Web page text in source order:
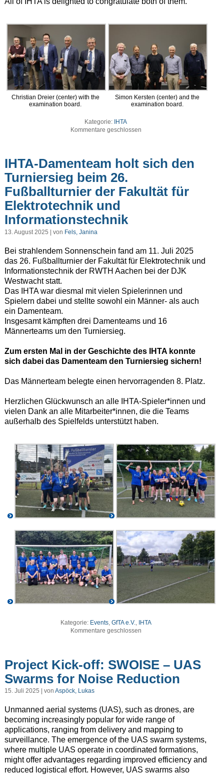
Christian Dreier (center) with the
examination board.
Simon Kersten (center) and the
examination board.
Kategorie: IHTA
Kommentare geschlossen
IHTA-Damenteam holt sich den
Turniersieg beim 26.
Fußballturnier der Fakultät für
Elektrotechnik und
Informationstechnik
13. August 2025 | von Fels, Janina
Bei strahlendem Sonnenschein fand am 11. Juli 2025
das 26. Fußballturnier der Fakultät für Elektrotechnik und
Informationstechnik der RWTH Aachen bei der DJK
Westwacht statt.
Das IHTA war diesmal mit vielen Spielerinnen und
Spielern dabei und stellte sowohl ein Männer- als auch
ein Damenteam.
Insgesamt kämpften drei Damenteams und 16
Männerteams um den Turniersieg.
Zum ersten Mal in der Geschichte des IHTA konnte
sich dabei das Damenteam den Turniersieg sichern!
Das Männerteam belegte einen hervorragenden 8. Platz.
Herzlichen Glückwunsch an alle IHTA-Spieler*innen und
vielen Dank an alle Mitarbeiter*innen, die die Teams
außerhalb des Spielfelds unterstützt haben.
Kategorie: Events, GfTA e.V., IHTA
Kommentare geschlossen
Project Kick-off: SWOISE – UAS
Swarms for Noise Reduction
15. Juli 2025 | von Aspöck, Lukas
Unmanned aerial systems (UAS), such as drones, are
becoming increasingly popular for wide range of
applications, ranging from delivery and mapping to
surveillance. The emergence of the UAS swarm systems,
where multiple UAS operate in coordinated formations,
might offer advantages regarding improved efficiency and
reduced logistical effort. However, UAS swarms also